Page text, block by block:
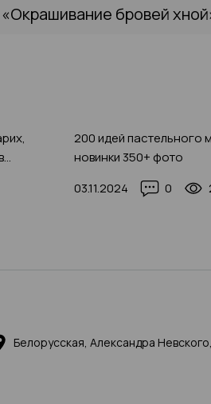
бровей
200 идей пастельного
новинки 350+ фото
03.11.2024
0
Белорусская, Александра